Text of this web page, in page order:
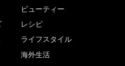
ビューティー
レシピ
ライフスタイル
海外生活